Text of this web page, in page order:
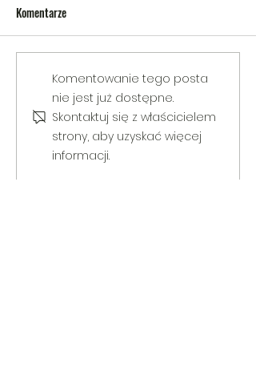
V Gminny Turniej Szachowy o
Puchar Burmistrza Bełżyc
Komentarze
Komentowanie tego posta
nie jest już dostępne.
Skontaktuj się z właścicielem
strony, aby uzyskać więcej
informacji.